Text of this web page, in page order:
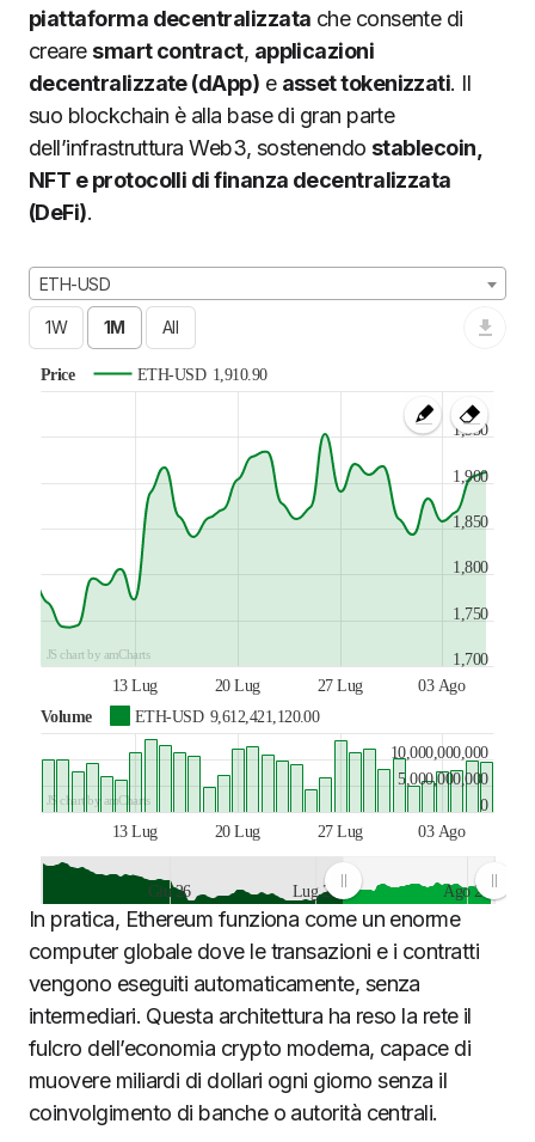
piattaforma decentralizzata che consente di
creare smart contract, applicazioni
decentralizzate (dApp) e asset tokenizzati. Il
suo blockchain è alla base di gran parte
dell’infrastruttura Web3, sostenendo stablecoin,
NFT e protocolli di finanza decentralizzata
(DeFi).
ETH-USD
Price ETH-USD 1,910.90
13 Lug 20 Lug 27 Lug 03 Ago
1,700
1,750
1,800
1,850
1,900
1,950
JS chart by amCharts
Volume ETH-USD 9,612,421,120.00
13 Lug 20 Lug 27 Lug 03 Ago
0
5,000,000,000
10,000,000,000
JS chart by amCharts
Giu 26 Lug 26 Ago 26
JS chart by amCharts
In pratica, Ethereum funziona come un enorme
computer globale dove le transazioni e i contratti
vengono eseguiti automaticamente, senza
intermediari. Questa architettura ha reso la rete il
fulcro dell’economia crypto moderna, capace di
muovere miliardi di dollari ogni giorno senza il
coinvolgimento di banche o autorità centrali.